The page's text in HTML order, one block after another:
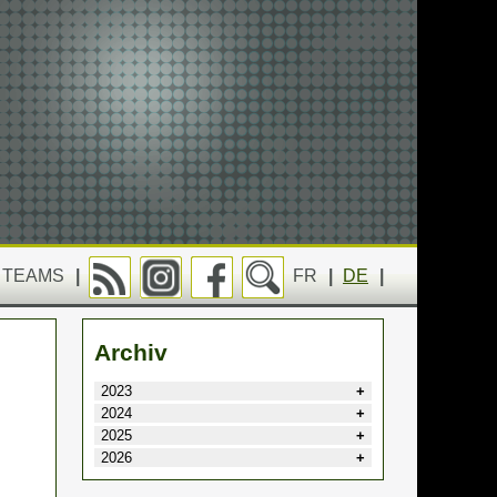
FR DE
TEAMS
Archiv
2023
2024
2025
2026